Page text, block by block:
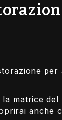
per
matrice
anche